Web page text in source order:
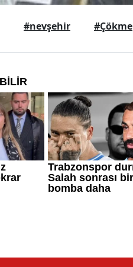
#nevşehir #Çökme